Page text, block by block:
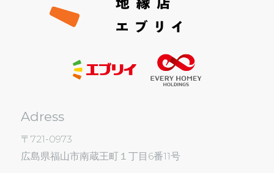
Adress
〒721-0973
広島県福山市南蔵王町１丁目6番11号